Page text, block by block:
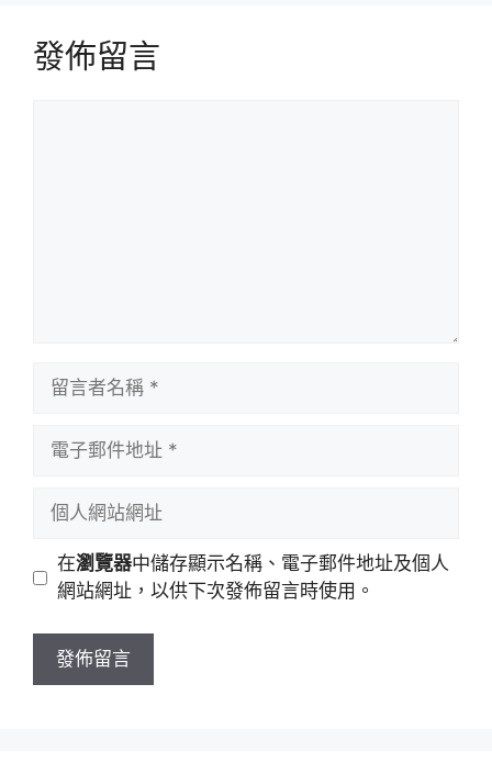
發佈留言
址
站
址
在瀏覽器中儲存顯示名稱、電子郵件地址及個人
網站網址，以供下次發佈留言時使用。